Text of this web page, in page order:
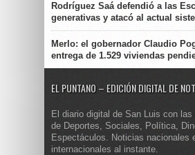
Rodríguez Saá defendió a las
generativas y atacó al actual
Merlo: el gobernador Claudio
entrega de 1.529 viviendas
EL PUNTANO – EDICIÓN DIGITAL DE
El diario digital de San Luis con
de Deportes, Sociales, Política,
Espectáculos. Noticias nacionales
internacionales al instante.